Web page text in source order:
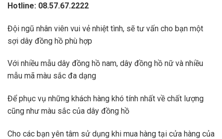
Hotline: 08.57.67.2222
Đội ngũ nhân viên vui vẻ nhiệt tình, sẽ tư vấn cho bạn một
sợi dây đồng hồ phù hợp
Với nhiều mẫu dây đồng hồ nam, dây đồng hồ nữ và nhiều
mẫu mã màu sắc đa dạng
Để phục vụ những khách hàng khó tính nhất về chất lượng
cũng như màu sắc của dây đồng hồ
Cho các bạn yên tâm sử dụng khi mua hàng tại cửa hàng của